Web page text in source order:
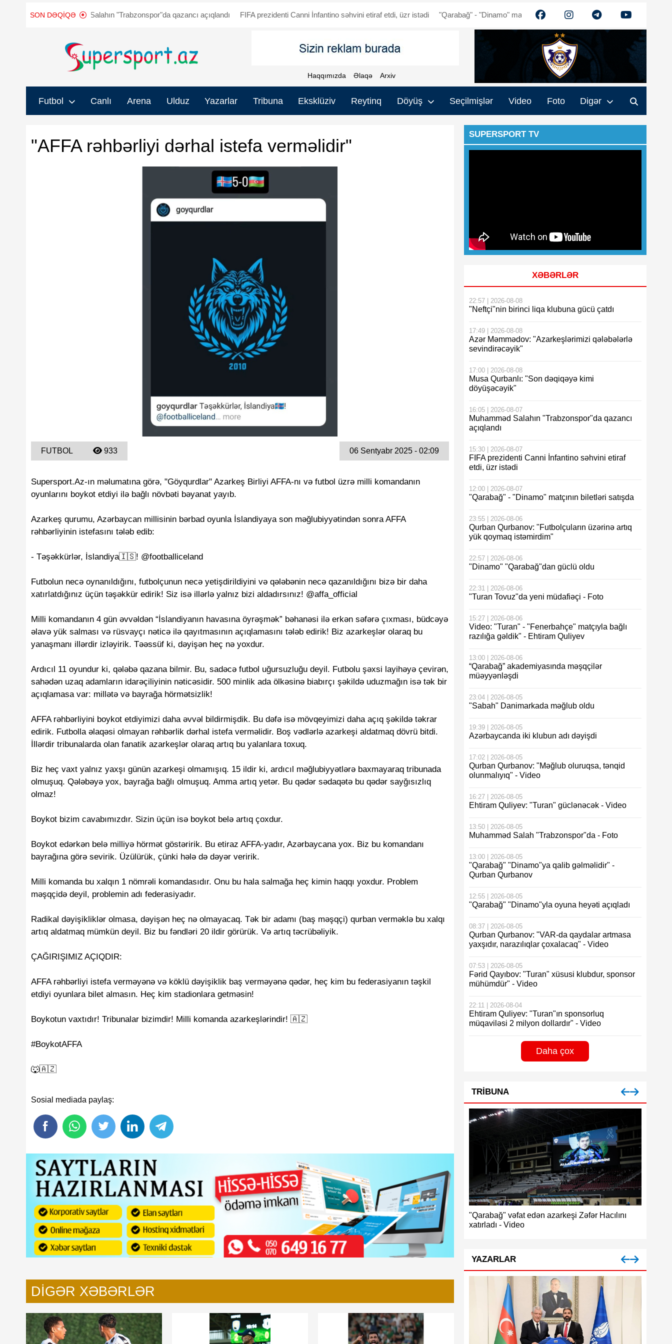
SON DƏQIQƏ
Muhamməd Salahın "Trabzonspor"da qazancı açıqlandı FIFA prezidenti Canni İnfantino səhvini etiraf etdi, üzr istədi "Qarabağ" - "Dinamo" matçının biletləri satışda Qurban Qurbanov:
Haqqımızda Əlaqə Arxiv
Futbol Canlı Arena Ulduz Yazarlar Tribuna Eksklüziv Reytinq Döyüş Seçilmişlər Video Foto Digər
"AFFA rəhbərliyi dərhal istefa verməlidir"
FUTBOL 933 06 Sentyabr 2025 - 02:09
Supersport.Az-ın məlumatına görə, "Göyqurdlar" Azarkeş Birliyi AFFA-nı və futbol üzrə milli komandanın
oyunlarını boykot etdiyi ilə bağlı növbəti bəyanat yayıb.
Azarkeş qurumu, Azərbaycan millisinin bərbad oyunla İslandiyaya son məğlubiyyətindən sonra AFFA
rəhbərliyinin istefasını tələb edib:
- Təşəkkürlər, İslandiya🇮🇸! @footballiceland
Futbolun necə oynanıldığını, futbolçunun necə yetişdirildiyini və qələbənin necə qazanıldığını bizə bir daha
xatırlatdığınız üçün təşəkkür edirik! Siz isə illərlə yalnız bizi aldadırsınız! @affa_official
Milli komandanın 4 gün əvvəldən “İslandiyanın havasına öyrəşmək” bəhanəsi ilə erkən səfərə çıxması, büdcəyə
əlavə yük salması və rüsvayçı nəticə ilə qayıtmasının açıqlamasını tələb edirik! Biz azarkeşlər olaraq bu
yanaşmanı illərdir izləyirik. Təəssüf ki, dəyişən heç nə yoxdur.
Ardıcıl 11 oyundur ki, qələbə qazana bilmir. Bu, sadəcə futbol uğursuzluğu deyil. Futbolu şəxsi layihəyə çevirən,
sahədən uzaq adamların idarəçiliyinin nəticəsidir. 500 minlik ada ölkəsinə biabırçı şəkildə uduzmağın isə tək bir
açıqlamasa var: millətə və bayrağa hörmətsizlik!
AFFA rəhbərliyini boykot etdiyimizi daha əvvəl bildirmişdik. Bu dəfə isə mövqeyimizi daha açıq şəkildə təkrar
edirik. Futbolla əlaqəsi olmayan rəhbərlik dərhal istefa verməlidir. Boş vədlərlə azarkeşi aldatmaq dövrü bitdi.
İllərdir tribunalarda olan fanatik azarkeşlər olaraq artıq bu yalanlara toxuq.
Biz heç vaxt yalnız yaxşı günün azarkeşi olmamışıq. 15 ildir ki, ardıcıl məğlubiyyətlərə baxmayaraq tribunada
olmuşuq. Qələbəyə yox, bayrağa bağlı olmuşuq. Amma artıq yetər. Bu qədər sədaqətə bu qədər sayğısızlıq
olmaz!
Boykot bizim cavabımızdır. Sizin üçün isə boykot belə artıq çoxdur.
Boykot edərkən belə milliyə hörmət göstəririk. Bu etiraz AFFA-yadır, Azərbaycana yox. Biz bu komandanı
bayrağına görə sevirik. Üzülürük, çünki hələ də dəyər veririk.
Milli komanda bu xalqın 1 nömrəli komandasıdır. Onu bu hala salmağa heç kimin haqqı yoxdur. Problem
məşqçidə deyil, problemin adı federasiyadır.
Radikal dəyişikliklər olmasa, dəyişən heç nə olmayacaq. Tək bir adamı (baş məşqçi) qurban verməklə bu xalqı
artıq aldatmaq mümkün deyil. Biz bu fəndləri 20 ildir görürük. Və artıq təcrübəliyik.
ÇAĞIRIŞIMIZ AÇIQDIR:
AFFA rəhbərliyi istefa verməyənə və köklü dəyişiklik baş verməyənə qədər, heç kim bu federasiyanın təşkil
etdiyi oyunlara bilet almasın. Heç kim stadionlara getməsin!
Boykotun vaxtıdır! Tribunalar bizimdir! Milli komanda azarkeşlərindir! 🇦🇿
#BoykotAFFA
🐺🇦🇿
Sosial mediada paylaş:
DIGƏR XƏBƏRLƏR
SUPERSPORT TV
XƏBƏRLƏR
22:57 | 2026-08-08
"Neftçi"nin birinci liqa klubuna gücü çatdı
17:49 | 2026-08-08
Azər Məmmədov: "Azarkeşlərimizi qələbələrlə
sevindirəcəyik"
17:00 | 2026-08-08
Musa Qurbanlı: "Son dəqiqəyə kimi
döyüşəcəyik"
16:05 | 2026-08-07
Muhamməd Salahın "Trabzonspor"da qazancı
açıqlandı
15:30 | 2026-08-07
FIFA prezidenti Canni İnfantino səhvini etiraf
etdi, üzr istədi
12:00 | 2026-08-07
"Qarabağ" - "Dinamo" matçının biletləri satışda
23:55 | 2026-08-06
Qurban Qurbanov: "Futbolçuların üzərinə artıq
yük qoymaq istəmirdim"
22:57 | 2026-08-06
"Dinamo" "Qarabağ"dan güclü oldu
22:31 | 2026-08-06
"Turan Tovuz"da yeni müdafiəçi - Foto
15:27 | 2026-08-06
Video: "Turan" - "Fenerbahçe" matçıyla bağlı
razılığa gəldik" - Ehtiram Quliyev
13:00 | 2026-08-06
“Qarabağ” akademiyasında məşqçilər
müəyyənləşdi
23:04 | 2026-08-05
"Sabah" Danimarkada məğlub oldu
19:39 | 2026-08-05
Azərbaycanda iki klubun adı dəyişdi
17:02 | 2026-08-05
Qurban Qurbanov: "Məğlub oluruqsa, tənqid
olunmalıyıq" - Video
16:27 | 2026-08-05
Ehtiram Quliyev: "Turan" güclənəcək - Video
13:50 | 2026-08-05
Muhamməd Salah "Trabzonspor"da - Foto
13:00 | 2026-08-05
"Qarabağ" "Dinamo"ya qalib gəlməlidir" -
Qurban Qurbanov
12:55 | 2026-08-05
"Qarabağ" "Dinamo"yla oyuna heyəti açıqladı
08:37 | 2026-08-05
Qurban Qurbanov: "VAR-da qaydalar artmasa
yaxşıdır, narazılıqlar çoxalacaq" - Video
07:53 | 2026-08-05
Fərid Qayıbov: "Turan" xüsusi klubdur, sponsor
mühümdür" - Video
22:11 | 2026-08-04
Ehtiram Quliyev: "Turan"ın sponsorluq
müqaviləsi 2 milyon dollardır" - Video
Daha çox
TRIBUNA
vəziyyəti
"Sabah"da hər futbolçuya 80 min manat
mükafat - Eksklüziv
"Sabah" rəhbərliyinin yalanları: "Qarabağ",
"Neftçi" və digər klubları aldatması
"Qarabağ" vəfat edən azarkeşi Zəfər Hacılını
xatırladı - Video
YAZARLAR